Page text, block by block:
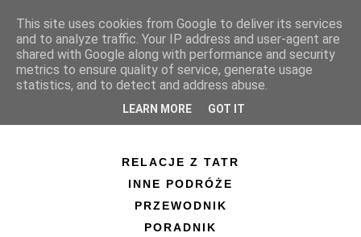
RELACJE Z TATR
INNE PODRÓŻE
PRZEWODNIK
PORADNIK
This site uses cookies from Google to deliver its services
and to analyze traffic. Your IP address and user-agent are
shared with Google along with performance and security
metrics to ensure quality of service, generate usage
statistics, and to detect and address abuse.
LEARN MORE GOT IT